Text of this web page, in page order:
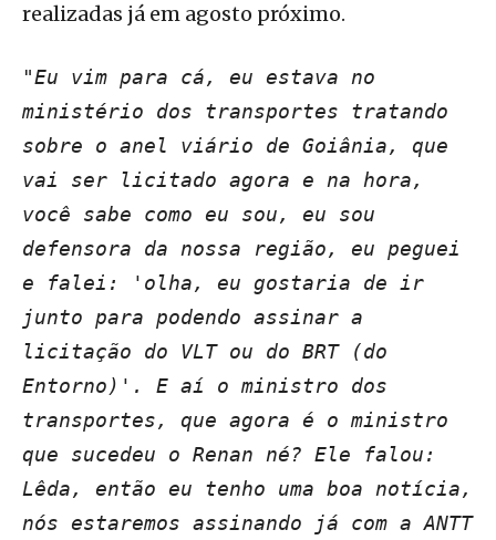
realizadas já em agosto próximo.
"Eu vim para cá, eu estava no
ministério dos transportes tratando
sobre o anel viário de Goiânia, que
vai ser licitado agora e na hora,
você sabe como eu sou, eu sou
defensora da nossa região, eu peguei
e falei: 'olha, eu gostaria de ir
junto para podendo assinar a
licitação do VLT ou do BRT (do
Entorno)'. E aí o ministro dos
transportes, que agora é o ministro
que sucedeu o Renan né? Ele falou:
Lêda, então eu tenho uma boa notícia,
nós estaremos assinando já com a ANTT